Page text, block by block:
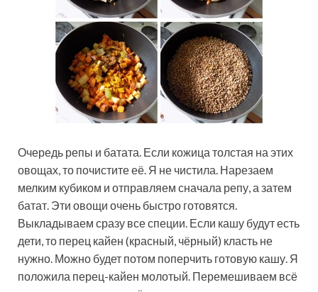
Очередь репы и батата. Если кожица толстая на этих
овощах, то почистите её. Я не чистила. Нарезаем
мелким кубиком и отправляем сначала репу, а затем
батат. Эти овощи очень быстро готовятся.
Выкладываем сразу все специи. Если кашу будут есть
дети, то перец кайен (красный, чёрный) класть не
нужно. Можно будет потом поперчить готовую кашу. Я
положила перец-кайен молотый. Перемешиваем всё